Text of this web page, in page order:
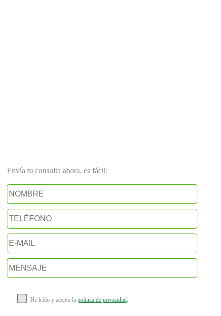
Envía tu consulta ahora, es fácil:
He leído y acepto la política de privacidad.